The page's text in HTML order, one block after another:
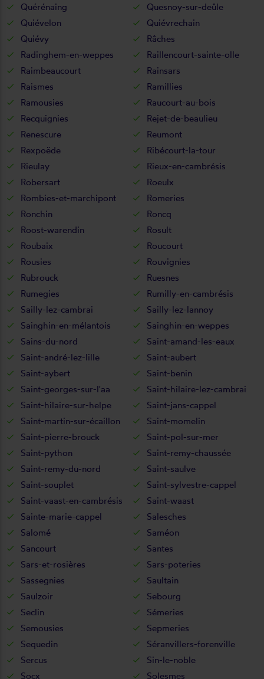
Quérénaing
Quesnoy-sur-deûle
Quiévelon
Quiévrechain
Quiévy
Râches
Radinghem-en-weppes
Raillencourt-sainte-olle
Raimbeaucourt
Rainsars
Raismes
Ramillies
Ramousies
Raucourt-au-bois
Recquignies
Rejet-de-beaulieu
Renescure
Reumont
Rexpoëde
Ribécourt-la-tour
Rieulay
Rieux-en-cambrésis
Robersart
Roeulx
Rombies-et-marchipont
Romeries
Ronchin
Roncq
Roost-warendin
Rosult
Roubaix
Roucourt
Rousies
Rouvignies
Rubrouck
Ruesnes
Rumegies
Rumilly-en-cambrésis
Sailly-lez-cambrai
Sailly-lez-lannoy
Sainghin-en-mélantois
Sainghin-en-weppes
Sains-du-nord
Saint-amand-les-eaux
Saint-andré-lez-lille
Saint-aubert
Saint-aybert
Saint-benin
Saint-georges-sur-l'aa
Saint-hilaire-lez-cambrai
Saint-hilaire-sur-helpe
Saint-jans-cappel
Saint-martin-sur-écaillon
Saint-momelin
Saint-pierre-brouck
Saint-pol-sur-mer
Saint-python
Saint-remy-chaussée
Saint-remy-du-nord
Saint-saulve
Saint-souplet
Saint-sylvestre-cappel
Saint-vaast-en-cambrésis
Saint-waast
Sainte-marie-cappel
Salesches
Salomé
Saméon
Sancourt
Santes
Sars-et-rosières
Sars-poteries
Sassegnies
Saultain
Saulzoir
Sebourg
Seclin
Sémeries
Semousies
Sepmeries
Sequedin
Séranvillers-forenville
Sercus
Sin-le-noble
Socx
Solesmes